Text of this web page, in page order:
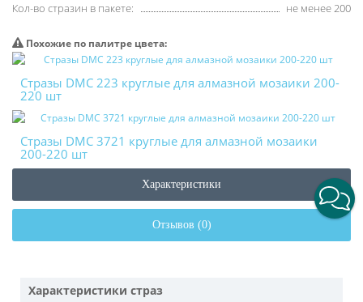
Кол-во стразин в пакете:
не менее 200
Похожие по палитре цвета:
Стразы DMC 223 круглые для алмазной мозаики 200-
220 шт
Стразы DMC 3721 круглые для алмазной мозаики
200-220 шт
Характеристики
Отзывов (0)
Характеристики страз